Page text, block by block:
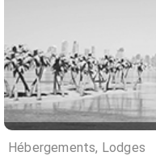
Hébergements, Lodges